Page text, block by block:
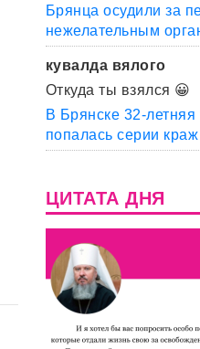
Брянца осудили за
нежелательным
кувалда вялого
Откуда ты взялся 😀
В Брянске 32-летняя
попалась серии
ЦИТАТА ДНЯ